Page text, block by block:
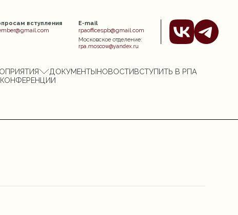
вступления
E-mail
rpaofficespb@gmail.com
Московское отделение:
rpa.moscow@yandex.ru
ДОКУМЕНТЫНОВОСТИВСТУПИТЬ В РПА
КОНФЕРЕНЦИИ